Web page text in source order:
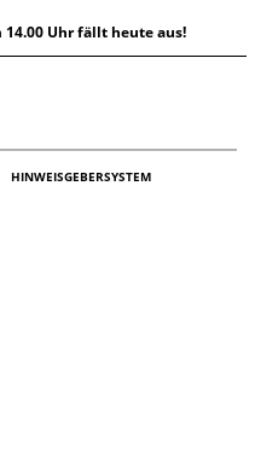
Uhr fällt heute aus!
HINWEISGEBERSYSTEM